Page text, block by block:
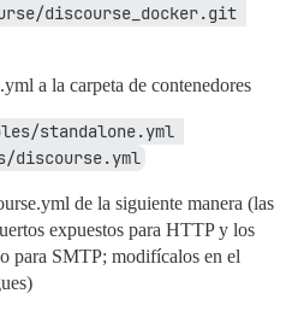
discourse_docker.git
a la carpeta de contenedores
standalone.yml
discourse.yml
de la siguiente manera (las
expuestos para HTTP y los
para SMTP; modifícalos en el